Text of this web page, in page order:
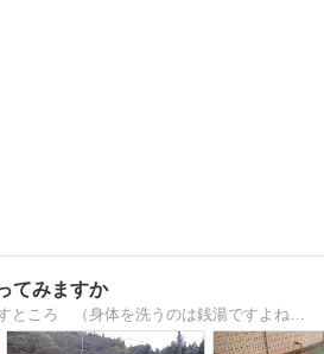
てみますか
温泉はこころを洗い流すところ （身体を洗うのは銭湯ですよね。）こころを穏やかにするために巡った全国各地の温泉、町並み、風景を紹介します。